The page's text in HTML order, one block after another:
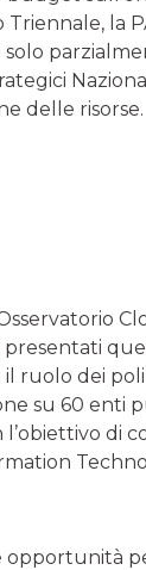
la
delle risorse.
presentati
ruolo dei
su 60 enti
di
opportunità